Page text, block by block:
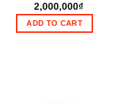
2,000,000₫
ADD TO CART